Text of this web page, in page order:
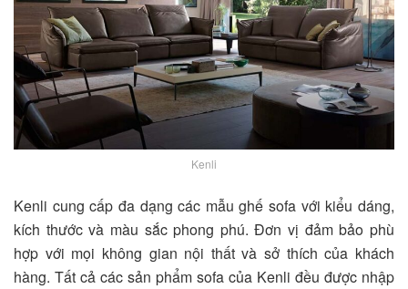
Kenli
Kenli cung cấp đa dạng các mẫu ghế sofa với kiểu dáng,
kích thước và màu sắc phong phú. Đơn vị đảm bảo phù
hợp với mọi không gian nội thất và sở thích của khách
hàng. Tất cả các sản phẩm sofa của Kenli đều được nhập